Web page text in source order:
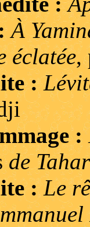
:À
éclatée,
:
:
de
:Le